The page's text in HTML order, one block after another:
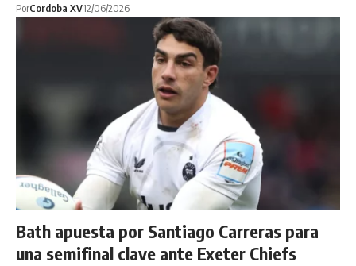
PorCordoba XV12/06/2026
Bath apuesta por Santiago Carreras para
una semifinal clave ante Exeter Chiefs